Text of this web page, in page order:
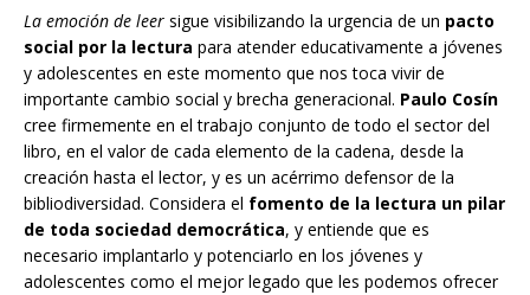
La emoción de leer sigue visibilizando la urgencia de un pacto
social por la lectura para atender educativamente a jóvenes
y adolescentes en este momento que nos toca vivir de
importante cambio social y brecha generacional. Paulo Cosín
cree firmemente en el trabajo conjunto de todo el sector del
libro, en el valor de cada elemento de la cadena, desde la
creación hasta el lector, y es un acérrimo defensor de la
bibliodiversidad. Considera el fomento de la lectura un pilar
de toda sociedad democrática, y entiende que es
necesario implantarlo y potenciarlo en los jóvenes y
adolescentes como el mejor legado que les podemos ofrecer